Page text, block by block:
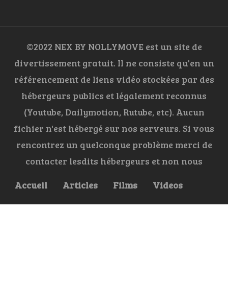
©2022 NEX BY NOLLYMOVE est un site de
divertissement gratuit. Il ne consiste qu'en un
référencement de liens vidéo stockées par des
hébergeurs publics et légalement reconnus
(Youtube, Dailymotion, Rutube, etc). Aucun
fichier n'est hébergé sur nos serveurs. Si vous
rencontrez un quelconque problème merci de
contacter lesdits hébergeurs et non nous
Accueil
Articles Films Videos